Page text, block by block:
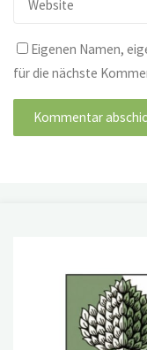
Eigenen Namen,
für die nächste